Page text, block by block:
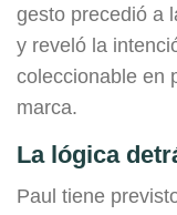
gesto precedió a
y reveló la
coleccionable en
marca.
La lógica
Paul tiene